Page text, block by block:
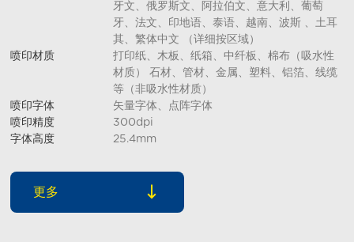
牙文、俄罗斯文、阿拉伯文、意大利、葡萄
牙、法文、印地语、泰语、越南、波斯 、土耳
其、繁体中文 （详细按区域）
喷印材质
打印纸、木板、纸箱、中纤板、棉布（吸水性
材质） 石材、管材、金属、塑料、铝箔、线缆
等（非吸水性材质）
喷印字体
矢量字体、点阵字体
喷印精度
300dpi
字体高度
25.4mm
更多